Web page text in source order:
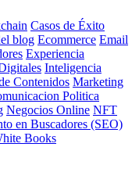
Casos de Éxito
blog Ecommerce Email
Experiencia
Inteligencia
Contenidos Marketing
Politica
Negocios Online NFT
en Buscadores (SEO)
Books